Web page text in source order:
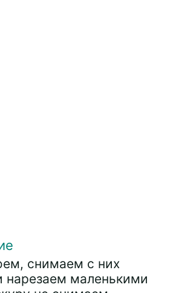
снимаем с них
нарезаем маленькими